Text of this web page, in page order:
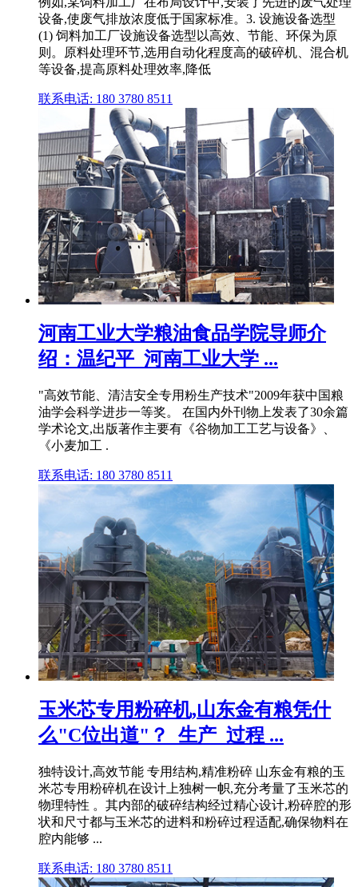
设备,使废气排放浓度低于国家标准。3. 设施设备选型
(1) 饲料加工厂设施设备选型以高效、节能、环保为原
则。原料处理环节,选用自动化程度高的破碎机、混合机
等设备,提高原料处理效率,降低
联系电话: 180 3780 8511
河南工业大学粮油食品学院导师介
绍：温纪平_河南工业大学 ...
"高效节能、清洁安全专用粉生产技术"2009年获中国粮
油学会科学进步一等奖。 在国内外刊物上发表了30余篇
学术论文,出版著作主要有《谷物加工工艺与设备》、
《小麦加工 .
联系电话: 180 3780 8511
玉米芯专用粉碎机,山东金有粮凭什
么"C位出道"？_生产_过程 ...
独特设计,高效节能 专用结构,精准粉碎 山东金有粮的玉
米芯专用粉碎机在设计上独树一帜,充分考量了玉米芯的
物理特性 。其内部的破碎结构经过精心设计,粉碎腔的形
状和尺寸都与玉米芯的进料和粉碎过程适配,确保物料在
腔内能够 ...
联系电话: 180 3780 8511